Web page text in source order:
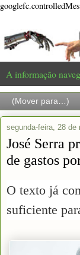
A informação
segunda-feira, 28 de
José Serra
de gastos
O texto já
suficiente